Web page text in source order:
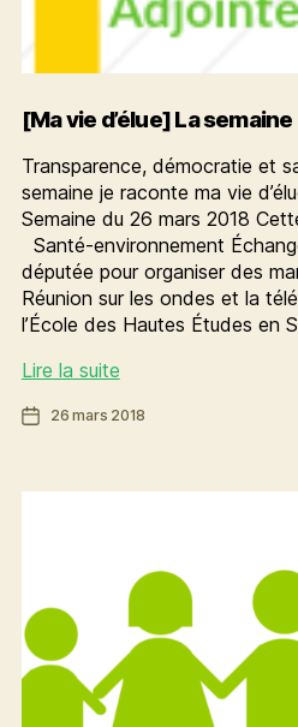
[Ma vie d’élue] La
Transparence, démocratie et
semaine je raconte ma vie
Semaine du 26 mars 2018
Santé-environnement
députée pour organiser des
Réunion sur les ondes et la
l’École des Hautes Études en
Lire la suite[Ma
d’élue]
Date26 mars 2018